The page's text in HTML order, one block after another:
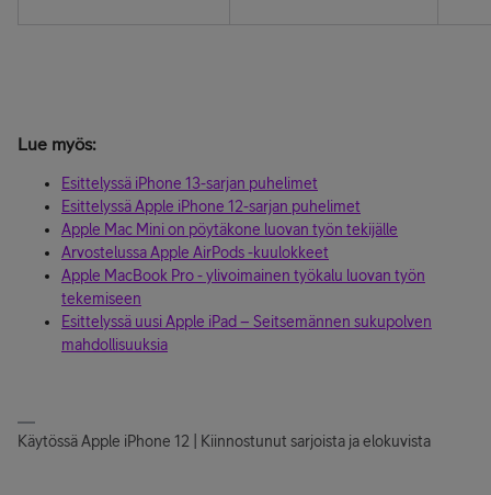
Lue myös:
Esittelyssä iPhone 13-sarjan puhelimet
Esittelyssä Apple iPhone 12-sarjan puhelimet
Apple Mac Mini on pöytäkone luovan työn tekijälle
Arvostelussa Apple AirPods -kuulokkeet
Apple MacBook Pro - ylivoimainen työkalu luovan työn
tekemiseen
Esittelyssä uusi Apple iPad – Seitsemännen sukupolven
mahdollisuuksia
Käytössä Apple iPhone 12 | Kiinnostunut sarjoista ja elokuvista